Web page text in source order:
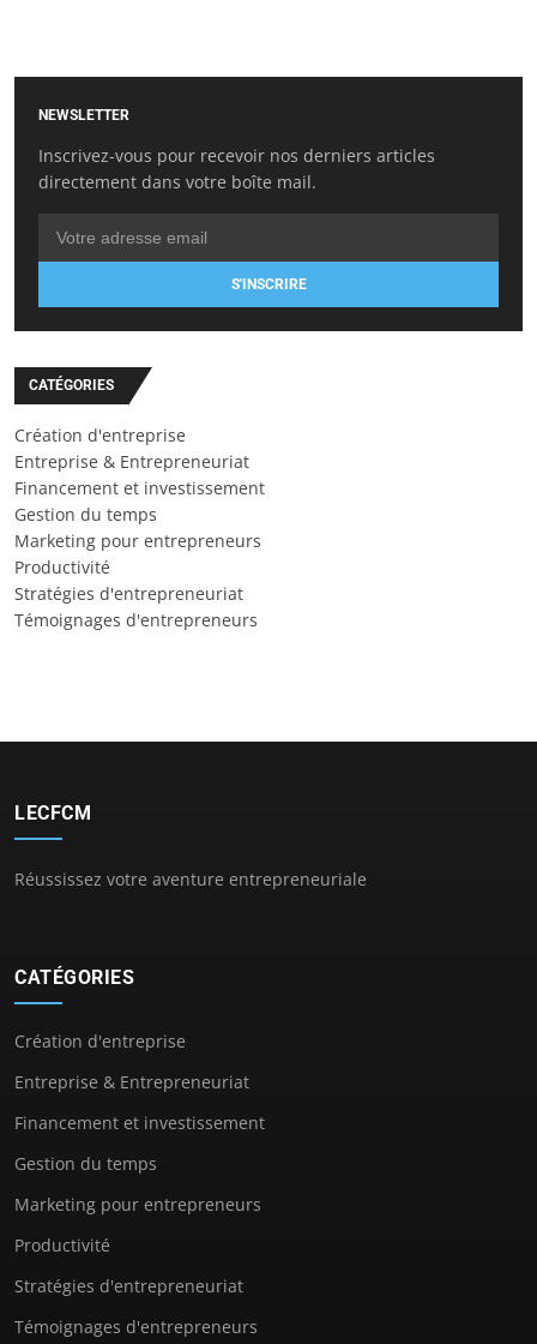
NEWSLETTER
Inscrivez-vous pour recevoir nos derniers articles
directement dans votre boîte mail.
S'INSCRIRE
CATÉGORIES
Création d'entreprise
Entreprise & Entrepreneuriat
Financement et investissement
Gestion du temps
Marketing pour entrepreneurs
Productivité
Stratégies d'entrepreneuriat
Témoignages d'entrepreneurs
LECFCM
Réussissez votre aventure entrepreneuriale
CATÉGORIES
Création d'entreprise
Entreprise & Entrepreneuriat
Financement et investissement
Gestion du temps
Marketing pour entrepreneurs
Productivité
Stratégies d'entrepreneuriat
Témoignages d'entrepreneurs